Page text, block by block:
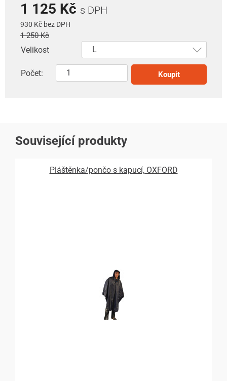
1 125 Kč s DPH
930 Kč bez DPH
1 250 Kč
Velikost
Počet: Koupit
Související produkty
Pláštěnka/pončo s kapucí, OXFORD